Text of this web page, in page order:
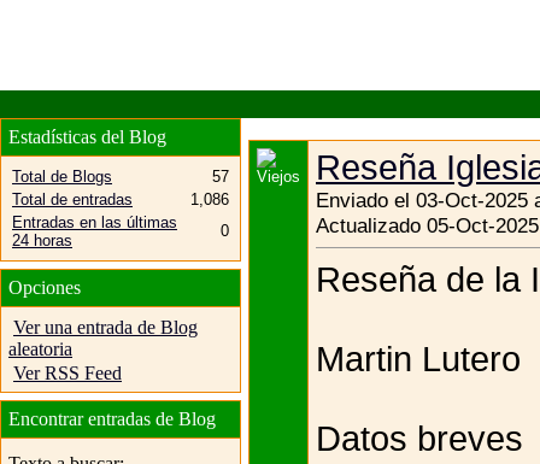
Reseña
Enviado el 03-Oct-2025
Actualizado 05-Oct-
Reseña de la
Martin Lutero
Datos breves
Estadísticas del Blog
Total de Blogs
57
Total de entradas
1,086
Entradas en las últimas
24 horas
0
Opciones
Ver una entrada de Blog
aleatoria
Ver RSS Feed
Encontrar entradas de Blog